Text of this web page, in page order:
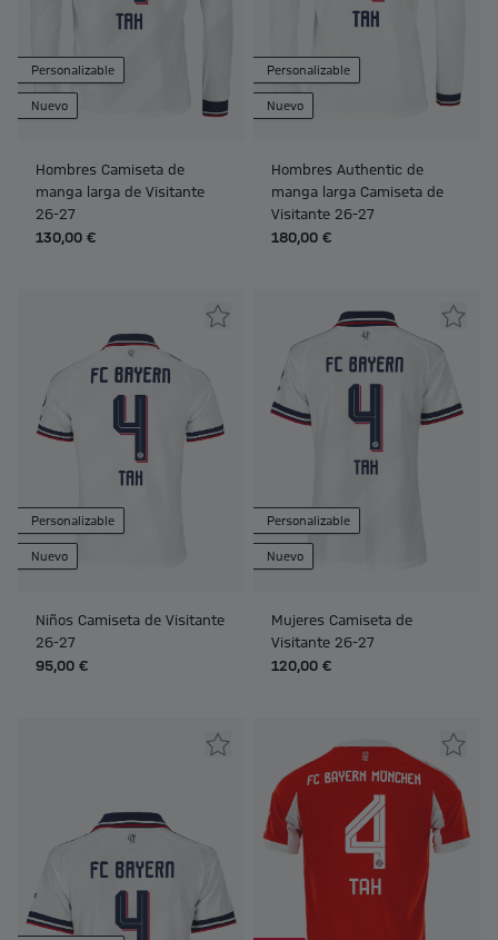
Personalizable
Nuevo
Hombres Camiseta de
manga larga de Visitante
26-27
130,00 €
Personalizable
Nuevo
Hombres Authentic de
manga larga Camiseta de
Visitante 26-27
180,00 €
Personalizable
Nuevo
Niños Camiseta de Visitante
26-27
95,00 €
Personalizable
Nuevo
Mujeres Camiseta de
Visitante 26-27
120,00 €